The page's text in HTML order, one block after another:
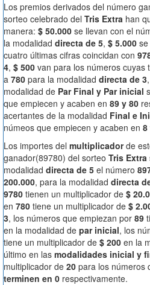
Los premios derivados del número
sorteo celebrado del Tris Extra han
manera: $ 50.000 se llevan con el
la modalidad directa de 5, $ 5.000
cuatro últimas cifras coincidan con
4, $ 500 van para los números cuyas
a 780 para la modalidad directa de 3
modalidad de Par Final y Par inicial
que empiecen y acaben en 89 y 80
acertantes de la modalidad Final e
númeos que empiecen y acaben en 8
Los importes del multiplicadorde
ganador(89780) del sorteo Tris Extra
modalidad directa de 5 el número
200.000, para la modalidad directa
9780 tienen un multiplicador de $
en 780 tiene un multiplicador de $
3, los números que empiezan por 89
en la modalidad de par inicial, los
tiene un multiplicador de $ 200 en la
último en las modalidades inicial y
multiplicador de 20 para los números
terminen en 0 respectivamente.